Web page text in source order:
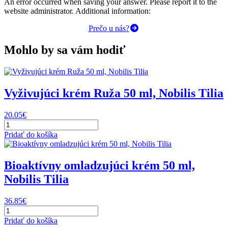
An error occurred when saving your answer. Please report it to the
website administrator. Additional information:
Prečo u nás?
Mohlo by sa vám hodiť
Vyživujúci krém Ruža 50 ml, Nobilis Tilia
20.05€
množstvo
Vyživujúci
krém
50
ml,
Nobilis
Tilia
Pridať do košíka
Bioaktívny omladzujúci krém 50 ml,
Nobilis Tilia
36.85€
množstvo
Bioaktívny
Pridať do košíka